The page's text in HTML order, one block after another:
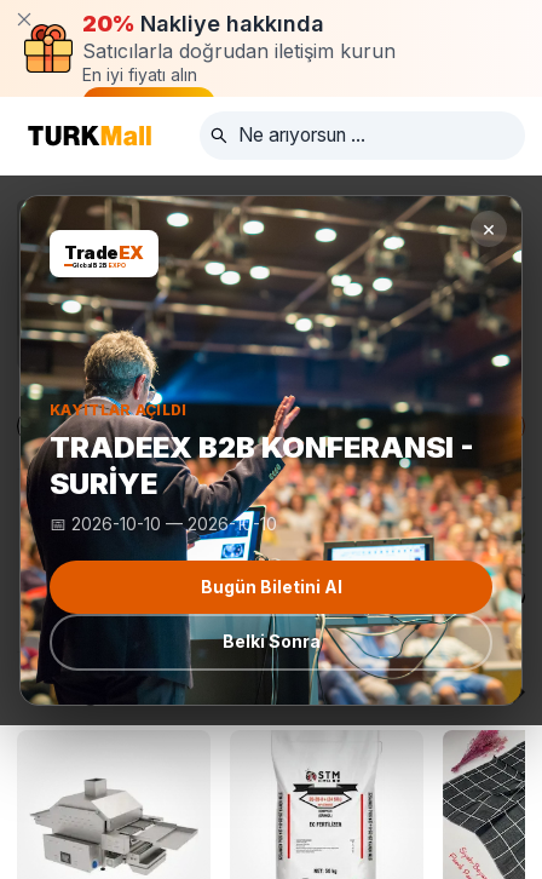
20% Nakliye hakkında
Satıcılarla doğrudan iletişim kurun
En iyi fiyatı alın
Talep oluştur
×
TradeEX
Global B2B EXPO
KAYITLAR AÇILDI
TRADEEX B2B KONFERANSI -
SURIYE
📅 2026-10-10 —2026-10-10
Bugün Biletini Al
Belki Sonra
Ürünler Üreticiler Turkmall Fuarları
Kategoriler
Teklif Talebi En popüler
Hazır
Yeni gelenler